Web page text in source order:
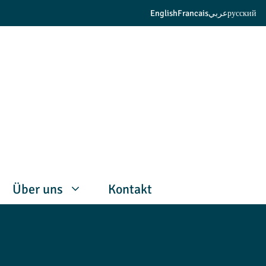
EnglishFrancaisعربيрусский
Über uns Kontakt